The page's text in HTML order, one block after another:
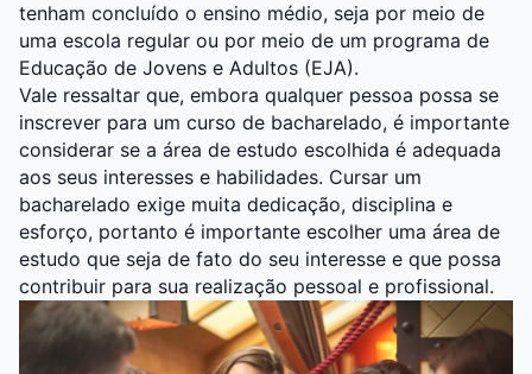
tenham concluído o ensino médio, seja por meio de
uma escola regular ou por meio de um programa de
Educação de Jovens e Adultos (EJA).
Vale ressaltar que, embora qualquer pessoa possa se
inscrever para um curso de bacharelado, é importante
considerar se a área de estudo escolhida é adequada
aos seus interesses e habilidades. Cursar um
bacharelado exige muita dedicação, disciplina e
esforço, portanto é importante escolher uma área de
estudo que seja de fato do seu interesse e que possa
contribuir para sua realização pessoal e profissional.